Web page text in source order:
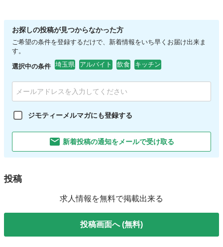
お探しの投稿が見つからなかった方
ご希望の条件を登録するだけで、新着情報をいち早くお届け出来ま
す。
選択中の条件 埼玉県 アルバイト 飲食 キッチン
ジモティーメルマガにも登録する
新着投稿の通知をメールで受け取る
投稿
求人情報を無料で掲載出来る
投稿画面へ (無料)